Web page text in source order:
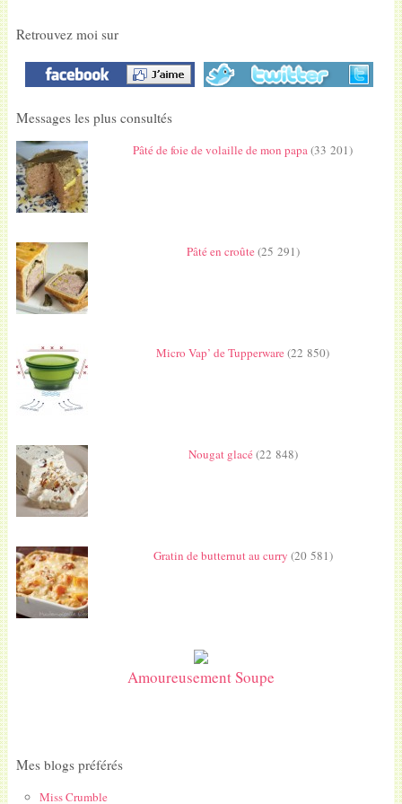
Retrouvez moi sur
Messages les plus consultés
Pâté de foie de volaille de mon papa(33 201)
Pâté en croûte(25 291)
Micro Vap’ de Tupperware(22 850)
Nougat glacé(22 848)
Gratin de butternut au curry (20 581)
Amoureusement Soupe
Mes blogs préférés
Miss Crumble